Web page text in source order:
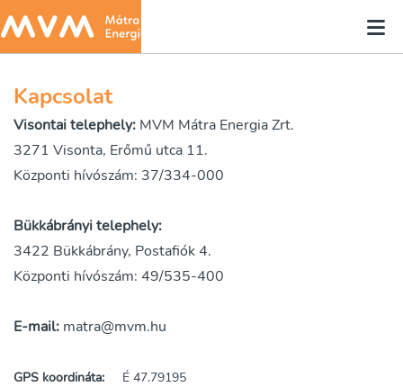
Kapcsolat
Visontai telephely: MVM Mátra Energia Zrt.
3271 Visonta, Erőmű utca 11.
Központi hívószám: 37/334-000
Bükkábrányi telephely:
3422 Bükkábrány, Postafiók 4.
Központi hívószám: 49/535-400
E-mail: matra@mvm.hu
GPS koordináta:
É 47.79195